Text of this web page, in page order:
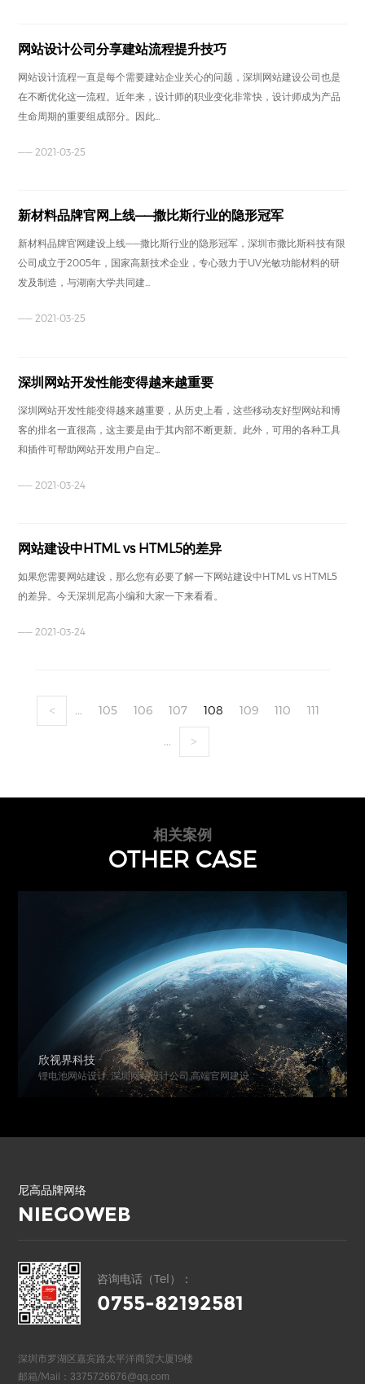
网站设计公司分享建站流程提升技巧
网站设计流程一直是每个需要建站企业关心的问题，深圳网站建设公司也是
在不断优化这一流程。近年来，设计师的职业变化非常快，设计师成为产品
生命周期的重要组成部分。因此...
—— 2021-03-25
新材料品牌官网上线——撒比斯行业的隐形冠军
新材料品牌官网建设上线——撒比斯行业的隐形冠军，深圳市撒比斯科技有限
公司成立于2005年，国家高新技术企业，专心致力于UV光敏功能材料的研
发及制造，与湖南大学共同建...
—— 2021-03-25
深圳网站开发性能变得越来越重要
深圳网站开发性能变得越来越重要，从历史上看，这些移动友好型网站和博
客的排名一直很高，这主要是由于其内部不断更新。此外，可用的各种工具
和插件可帮助网站开发用户自定...
—— 2021-03-24
网站建设中HTML vs HTML5的差异
如果您需要网站建设，那么您有必要了解一下网站建设中HTML vs HTML5
的差异。今天深圳尼高小编和大家一下来看看。
—— 2021-03-24
< ... 105 106 107 108 109 110 111
... >
相关案例
OTHER CASE
欣视界科技
锂电池网站设计, 深圳网站设计公司,高端官网建设
尼高品牌网络
NIEGOWEB
咨询电话（Tel）：
0755-82192581
深圳市罗湖区嘉宾路太平洋商贸大厦19楼
邮箱/Mail： 3375726676@qq.com